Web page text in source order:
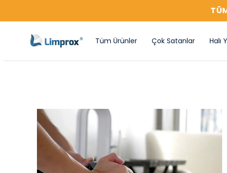
Tüm Ürünler Çok Satanlar Halı